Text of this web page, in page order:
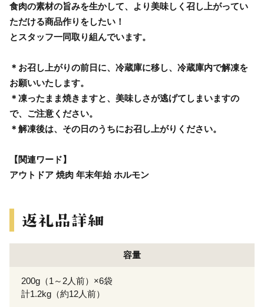
食肉の素材の旨みを生かして、より美味しく召し上がってい
ただける商品作りをしたい！
とスタッフ一同取り組んでいます。
＊お召し上がりの前日に、冷蔵庫に移し、冷蔵庫内で解凍を
お願いいたします。
＊凍ったまま焼きますと、美味しさが逃げてしまいますの
で、ご注意ください。
＊解凍後は、その日のうちにお召し上がりください。
【関連ワード】
アウトドア 焼肉 年末年始 ホルモン
容量
200g（1～2人前）×6袋
計1.2kg（約12人前）